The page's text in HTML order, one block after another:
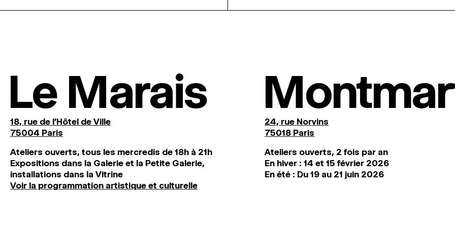
Le Marais
18, rue de l'Hôtel de Ville
75004 Paris
Ateliers ouverts, tous les mercredis de 18h à 21h
Expositions dans la Galerie et la Petite Galerie,
installations dans la Vitrine
Voir la programmation artistique et culturelle
24, rue Norvins
75018 Paris
Ateliers ouverts, 2 fois par an
En hiver : 14 et 15 février 2026
En été : Du 19 au 21 juin 2026